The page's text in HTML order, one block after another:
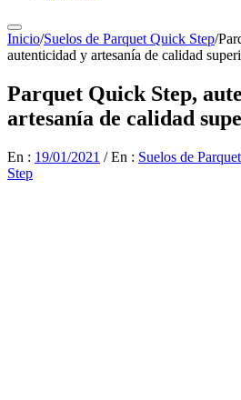
Inicio/Suelos de Parquet Quick Step/
autenticidad y artesanía de calidad
Parquet Quick Step,
artesanía de calidad
En : 19/01/2021 /En : Suelos de
Step